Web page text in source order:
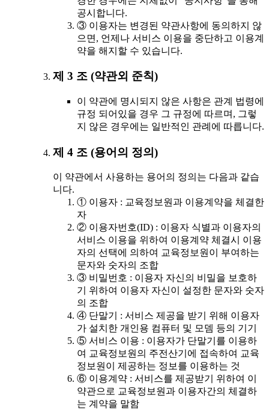
공시합니다.
③ 이용자는 변경된 약관사항에 동의하지 않
으면, 언제나 서비스 이용을 중단하고 이용계
약을 해지할 수 있습니다.
제 3 조 (약관외 준칙)
이 약관에 명시되지 않은 사항은 관계 법령에
규정 되어있을 경우 그 규정에 따르며, 그렇
지 않은 경우에는 일반적인 관례에 따릅니다.
제 4 조 (용어의 정의)
이 약관에서 사용하는 용어의 정의는 다음과 같습
니다.
① 이용자 : 교육정보원과 이용계약을 체결한
자
② 이용자번호(ID) : 이용자 식별과 이용자의
서비스 이용을 위하여 이용계약 체결시 이용
자의 선택에 의하여 교육정보원이 부여하는
문자와 숫자의 조합
③ 비밀번호 : 이용자 자신의 비밀을 보호하
기 위하여 이용자 자신이 설정한 문자와 숫자
의 조합
④ 단말기 : 서비스 제공을 받기 위해 이용자
가 설치한 개인용 컴퓨터 및 모뎀 등의 기기
⑤ 서비스 이용 : 이용자가 단말기를 이용하
여 교육정보원의 주전산기에 접속하여 교육
정보원이 제공하는 정보를 이용하는 것
⑥ 이용계약 : 서비스를 제공받기 위하여 이
약관으로 교육정보원과 이용자간의 체결하
는 계약을 말함